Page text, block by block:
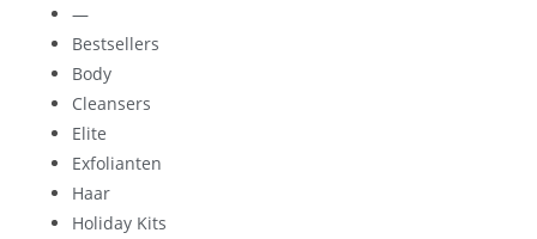
—
Bestsellers
Body
Cleansers
Elite
Exfolianten
Haar
Holiday Kits